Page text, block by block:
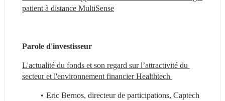
patient à distance MultiSense
Parole d'investisseur
L'actualité du fonds et son regard sur l’attractivité du
secteur et l'environnement financier Healthtech
Eric Bernos, directeur de participations, Captech